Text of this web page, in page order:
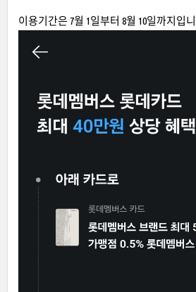
이용기간은 7월 1일부터 8월 10일까지입